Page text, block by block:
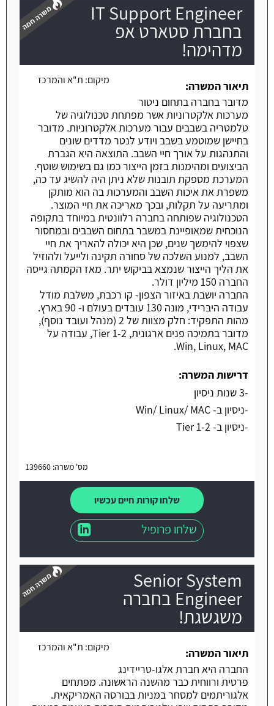
IT Support Engineer
בחברת סטארט אפ
מדהימה!
משרה חמה
מיקום: ת"א והמרכז
תיאור המשרה:
מדובר בחברה בתחום ניטור
מערכות אלקטרוניות אשר מפתחת טכנולוגיה של
טלמטריה בשבבים עבור מערכות אלקטרוניות. מדובר
בחיישן שמוטמע בשבב ויודע לנטר מדדים שונים
והתנהגות על אורך חיי השבב. התוצאה היא הגברת
הביצועים ומהימנות בזמן הייצור כמו גם בשימוש שוטף.
המערכת מספקת תובנות שלא ניתן היה להשיג עד כה,
משפרת את איכות השבב והמערכות בה הוא מותקן
ומתריעה על תקלות, ובכך מאריכה את חיי המוצר.
הטכנולוגיה שפותחה בחברה רלוונטית במיוחד בתקופה
הנוכחית שמאופיינת במשבר בתחום השבבים ובמחסור
שצפוי להימשך שנים, שכן היא יכולה להאריך את חיי
השבב, למנוע השלכה של סחורה תקינה ולייעל ולהוזיל
את הליך הייצור שנמצא בביקוש יתר. מאז הקמתה גייסה
החברה 150 מיליון דולר.
החברה יושבת באיזור הצפון- קו רכבת, משלבת מודל
עבודה היברידי, מונה 130 עובדים בעולם ו- 90 בארץ.
מהות התפקיד: חלק מצוות של 2 (מנהל ועובד נוסף),
מדובר בתמיכה פנים ארגונית, Tier 1-2, עבודה על
Win, Linux, MAC.
דרישות המשרה:
-3 שנות ניסיון
-ניסיון ב- Win/ Linux/ MAC
-ניסיון ב- Tier 1-2
מס' משרה: 139660
שלחו קורות חיים עכשיו
שלחו פרופיל
Senior System
Engineer בחברה
משגשגת!
משרה חמה
מיקום: ת"א והמרכז
תיאור המשרה:
החברה היא חברת אלגו-טריידינג
פרטית ורווחית כבר מהשנה הראשונה. מפתחים
אלגוריתמים למסחר במניות בבורסה האמריקאית.